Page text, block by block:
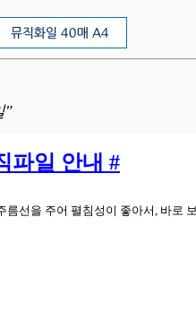
"
파일 안내 #
선을 주어 펼침성이 좋아서, 바로